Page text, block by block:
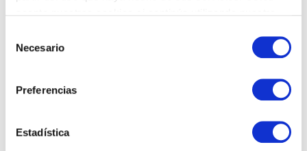
Necesario
Preferencias
Estadística